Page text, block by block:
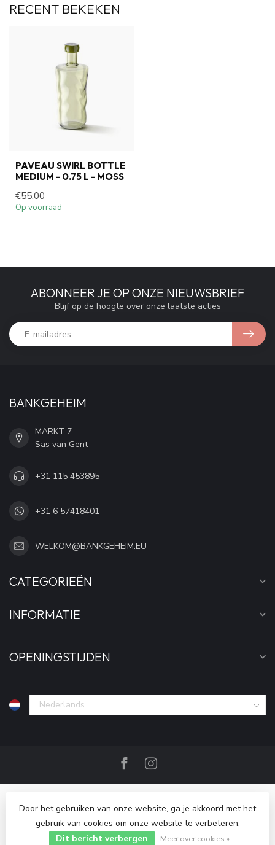
RECENT BEKEKEN
PAVEAU SWIRL BOTTLE
MEDIUM - 0.75 L - MOSS
€55,00
Op voorraad
ABONNEER JE OP ONZE NIEUWSBRIEF
Blijf op de hoogte over onze laatste acties
BANKGEHEIM
MARKT 7
Sas van Gent
+31 115 453895
+31 6 57418401
WELKOM@BANKGEHEIM.EU
CATEGORIEËN
INFORMATIE
OPENINGSTIJDEN
© Copyright 2026 Bankgeheim
Door het gebruiken van onze website, ga je akkoord met het
gebruik van cookies om onze website te verbeteren.
Dit bericht verbergen
Meer over cookies »